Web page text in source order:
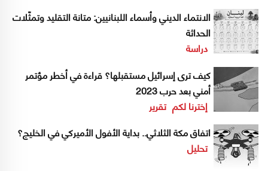
الانتماء الديني وأسماء اللبنانيين: متانة التقليد وتمثّلات
الحداثة
دراسة
كيف ترى إسرائيل مستقبلها؟ قراءة في أخطر مؤتمر
أمني بعد حرب 2023
إخترنا لكم تقرير
اتفاق مكة الثلاثي.. بداية الأفول الأميركي في الخليج؟
تحليل